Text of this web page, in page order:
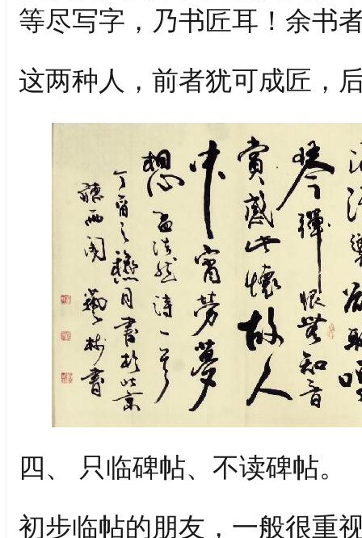
等尽写字，乃书匠耳！余书
这两种人，前者犹可成匠，
四、 只临碑帖、不读碑帖。
初步临帖的朋友，一般很重